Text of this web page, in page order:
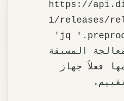
https://
1/releases/